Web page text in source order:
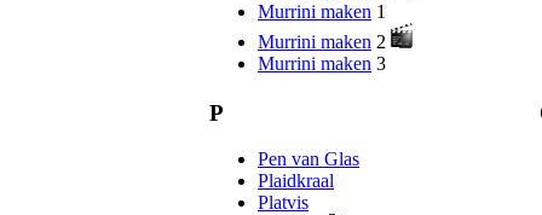
Murrini maken 1
Murrini maken 2
Murrini maken 3
P
Pen van Glas
Plaidkraal
Platvis